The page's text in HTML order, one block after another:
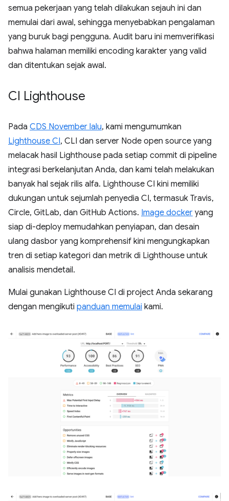
semua pekerjaan yang telah dilakukan sejauh ini dan
memulai dari awal, sehingga menyebabkan pengalaman
yang buruk bagi pengguna. Audit baru ini memverifikasi
bahwa halaman memiliki encoding karakter yang valid
dan ditentukan sejak awal.
CI Lighthouse
Pada CDS November lalu, kami mengumumkan
Lighthouse CI, CLI dan server Node open source yang
melacak hasil Lighthouse pada setiap commit di pipeline
integrasi berkelanjutan Anda, dan kami telah melakukan
banyak hal sejak rilis alfa. Lighthouse CI kini memiliki
dukungan untuk sejumlah penyedia CI, termasuk Travis,
Circle, GitLab, dan GitHub Actions. Image docker yang
siap di-deploy memudahkan penyiapan, dan desain
ulang dasbor yang komprehensif kini mengungkapkan
tren di setiap kategori dan metrik di Lighthouse untuk
analisis mendetail.
Mulai gunakan Lighthouse CI di project Anda sekarang
dengan mengikuti panduan memulai kami.